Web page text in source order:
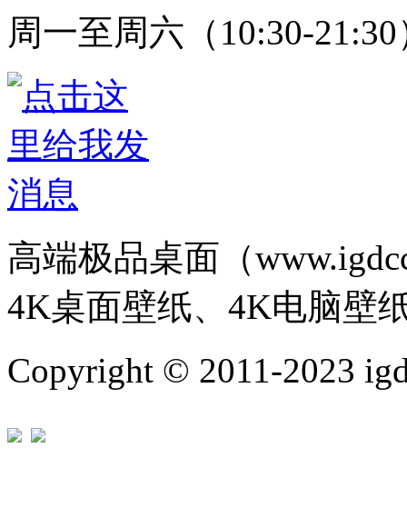
周一至周六（10:30-21:30
高端极品桌面（
4K桌面壁纸、4K电脑壁
Copyright © 2011-2023